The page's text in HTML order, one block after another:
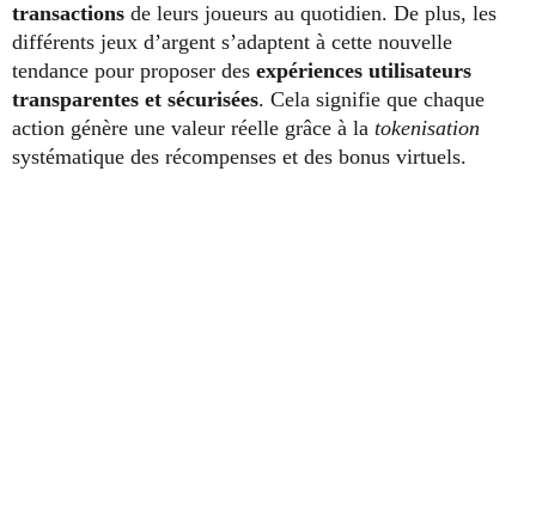
transactions de leurs joueurs au quotidien. De plus, les
différents jeux d’argent s’adaptent à cette nouvelle
tendance pour proposer des expériences utilisateurs
transparentes et sécurisées. Cela signifie que chaque
action génère une valeur réelle grâce à la tokenisation
systématique des récompenses et des bonus virtuels.